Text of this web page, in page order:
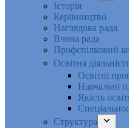
Історія
Керівництво
Наглядова рада
Вчена рада
Профспілковий
Освітня
Освітні
Навчальні
Якість
Структура